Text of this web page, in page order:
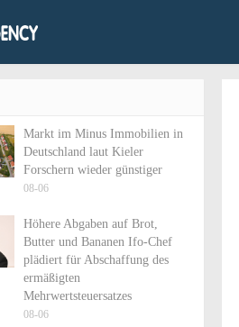
Markt im Minus Immobilien in
Deutschland laut Kieler
Forschern wieder günstiger
08-06
Höhere Abgaben auf Brot,
Butter und Bananen Ifo-Chef
plädiert für Abschaffung des
ermäßigten
Mehrwertsteuersatzes
08-06